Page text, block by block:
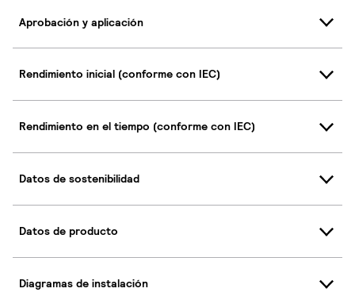
Aprobación y aplicación
Rendimiento inicial (conforme con IEC)
Rendimiento en el tiempo (conforme con IEC)
Datos de sostenibilidad
Datos de producto
Diagramas de instalación